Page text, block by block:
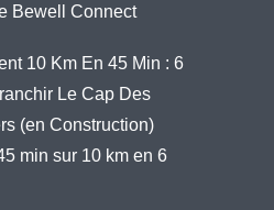
Bewell Connect
10 Km En 45 Min : 6
Le Cap Des
(en Construction)
min sur 10 km en 6